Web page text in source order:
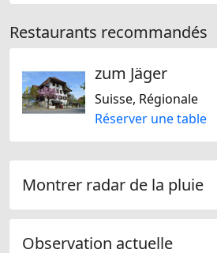
Restaurants recommandés
zum Jäger
Suisse, Régionale
Réserver une table
Montrer radar de la pluie
Observation actuelle